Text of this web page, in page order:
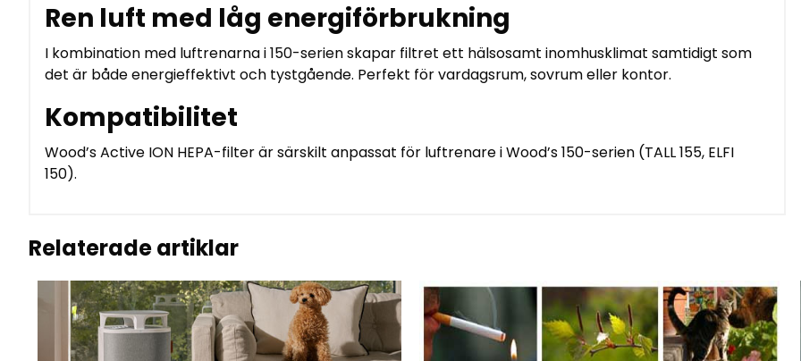
Ren luft med låg energiförbrukning
I kombination med luftrenarna i 150-serien skapar filtret ett hälsosamt inomhusklimat samtidigt som
det är både energieffektivt och tystgående. Perfekt för vardagsrum, sovrum eller kontor.
Kompatibilitet
Wood’s Active ION HEPA-filter är särskilt anpassat för luftrenare i Wood’s 150-serien (TALL 155, ELFI
150).
Relaterade artiklar